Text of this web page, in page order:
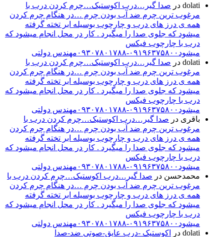
dolati در صدا گیر…درب اکوستیک…چرم کردن درب با
مرغوب ترین چرم ضد آب بودن چرم …در هنگام چرم کردن
همه ی درز های درب و چارچوب بوسیله ابر تخته گرفته
میشود که جلوی صدا را میگیرد . کار در محل انجام میشود که
درب با چارچوب فیکس
میشود۰۹۱۹۶۳۷۵۸۰۰-۰۹۳۰۷۸۰۱۷۸۸مهندس دولتی
dolati در صدا گیر…درب اکوستیک…چرم کردن درب با
مرغوب ترین چرم ضد آب بودن چرم …در هنگام چرم کردن
همه ی درز های درب و چارچوب بوسیله ابر تخته گرفته
میشود که جلوی صدا را میگیرد . کار در محل انجام میشود که
درب با چارچوب فیکس
میشود۰۹۱۹۶۳۷۵۸۰۰-۰۹۳۰۷۸۰۱۷۸۸مهندس دولتی
باقری در صدا گیر…درب اکوستیک…چرم کردن درب با
مرغوب ترین چرم ضد آب بودن چرم …در هنگام چرم کردن
همه ی درز های درب و چارچوب بوسیله ابر تخته گرفته
میشود که جلوی صدا را میگیرد . کار در محل انجام میشود که
درب با چارچوب فیکس
میشود۰۹۱۹۶۳۷۵۸۰۰-۰۹۳۰۷۸۰۱۷۸۸مهندس دولتی
محمدحسن در صدا گیر…درب اکوستیک…چرم کردن درب با
مرغوب ترین چرم ضد آب بودن چرم …در هنگام چرم کردن
همه ی درز های درب و چارچوب بوسیله ابر تخته گرفته
میشود که جلوی صدا را میگیرد . کار در محل انجام میشود که
درب با چارچوب فیکس
میشود۰۹۱۹۶۳۷۵۸۰۰-۰۹۳۰۷۸۰۱۷۸۸مهندس دولتی
dolati در اکوستیک -درب عایق-صوتی ضد-صدا